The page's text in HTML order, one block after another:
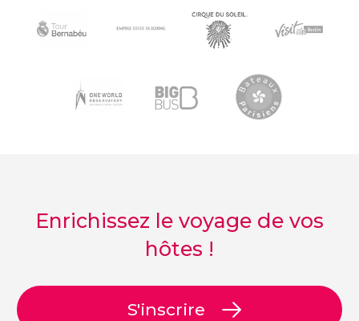
Enrichissez le voyage de vos
hôtes !
S'inscrire